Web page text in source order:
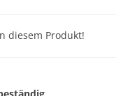
diesem Produkt!